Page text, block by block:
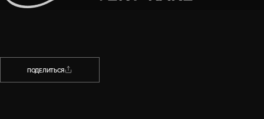
ПОДЕЛИТЬСЯ